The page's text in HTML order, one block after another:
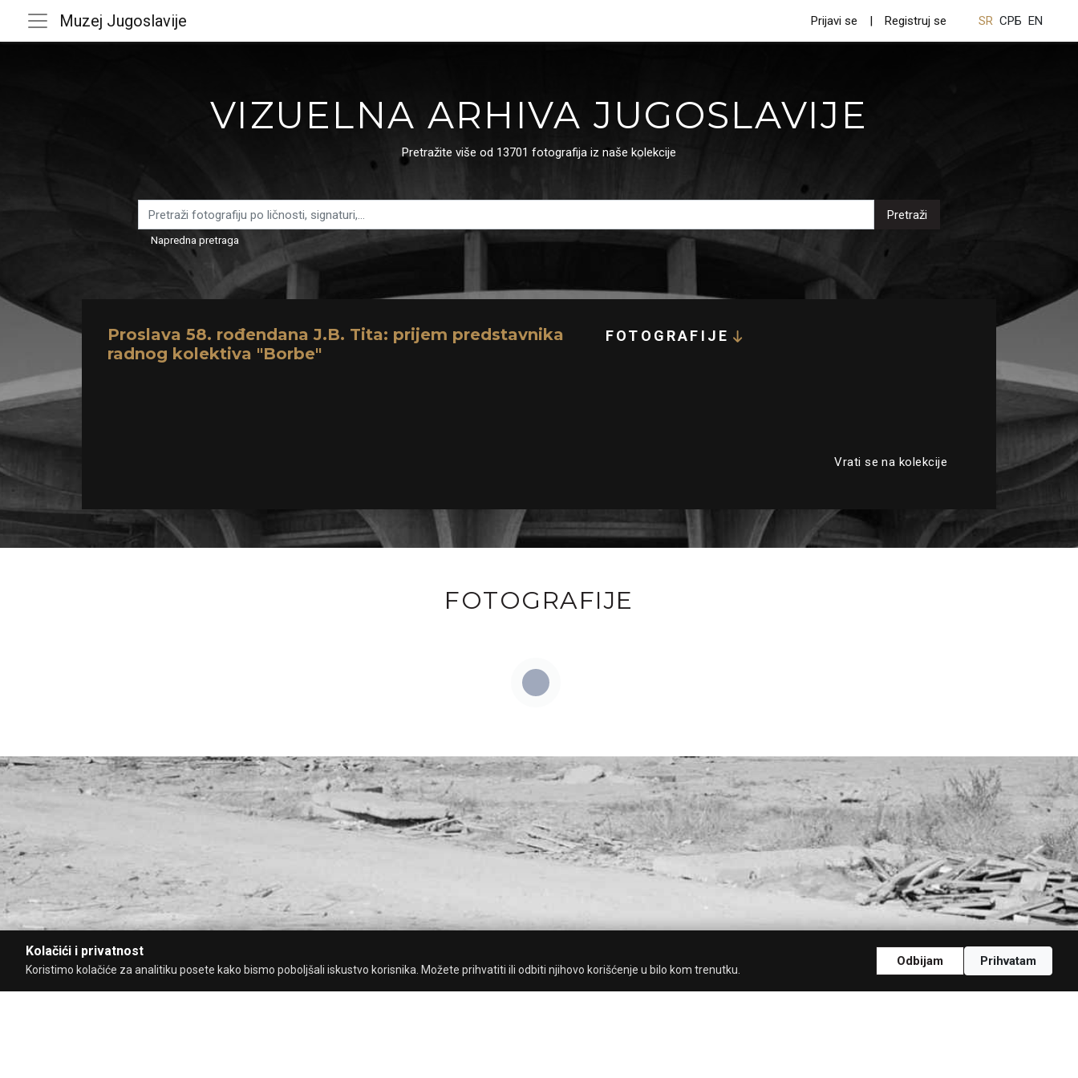
Muzej Jugoslavije Prijavi se Registruj se SR СРБ EN
VIZUELNA ARHIVA JUGOSLAVIJE
Pretražite više od 13701 fotografija iz naše kolekcije
Pretraži
Napredna pretraga
Proslava 58. rođendana J.B. Tita: prijem predstavnika
radnog kolektiva "Borbe"
FOTOGRAFIJE
Vrati se na kolekcije
FOTOGRAFIJE
Kolačići i privatnost
Koristimo kolačiće za analitiku posete kako bismo poboljšali iskustvo korisnika. Možete prihvatiti ili odbiti njihovo korišćenje u bilo kom trenutku.
Odbijam Prihvatam